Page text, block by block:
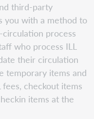
third-party
you with a method to
process
who process ILL
their circulation
temporary items and
checkout items
items at the